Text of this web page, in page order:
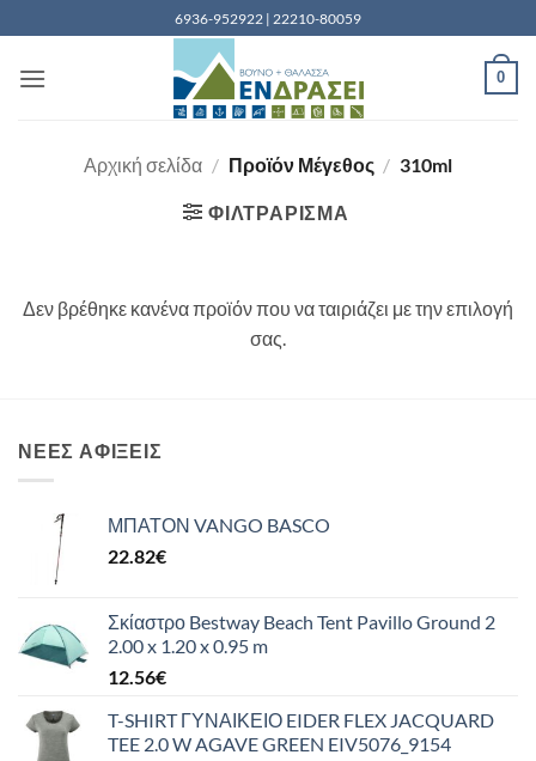
στο
περιεχόμενο
6936-952922 | 22210-80059
0
Αρχική σελίδα / Προϊόν Μέγεθος / 310ml
ΦΙΛΤΡΆΡΙΣΜΑ
Δεν βρέθηκε κανένα προϊόν που να ταιριάζει με την επιλογή
σας.
ΝΈΕΣ ΑΦΊΞΕΙΣ
ΜΠΑΤΟΝ VANGO BASCO
22.82€
Σκίαστρο Bestway Beach Tent Pavillo Ground 2
2.00 x 1.20 x 0.95 m
12.56€
T-SHIRT ΓΥΝΑΙΚΕΙΟ EIDER FLEX JACQUARD
TEE 2.0 W AGAVE GREEN EIV5076_9154